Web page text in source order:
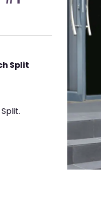
Split